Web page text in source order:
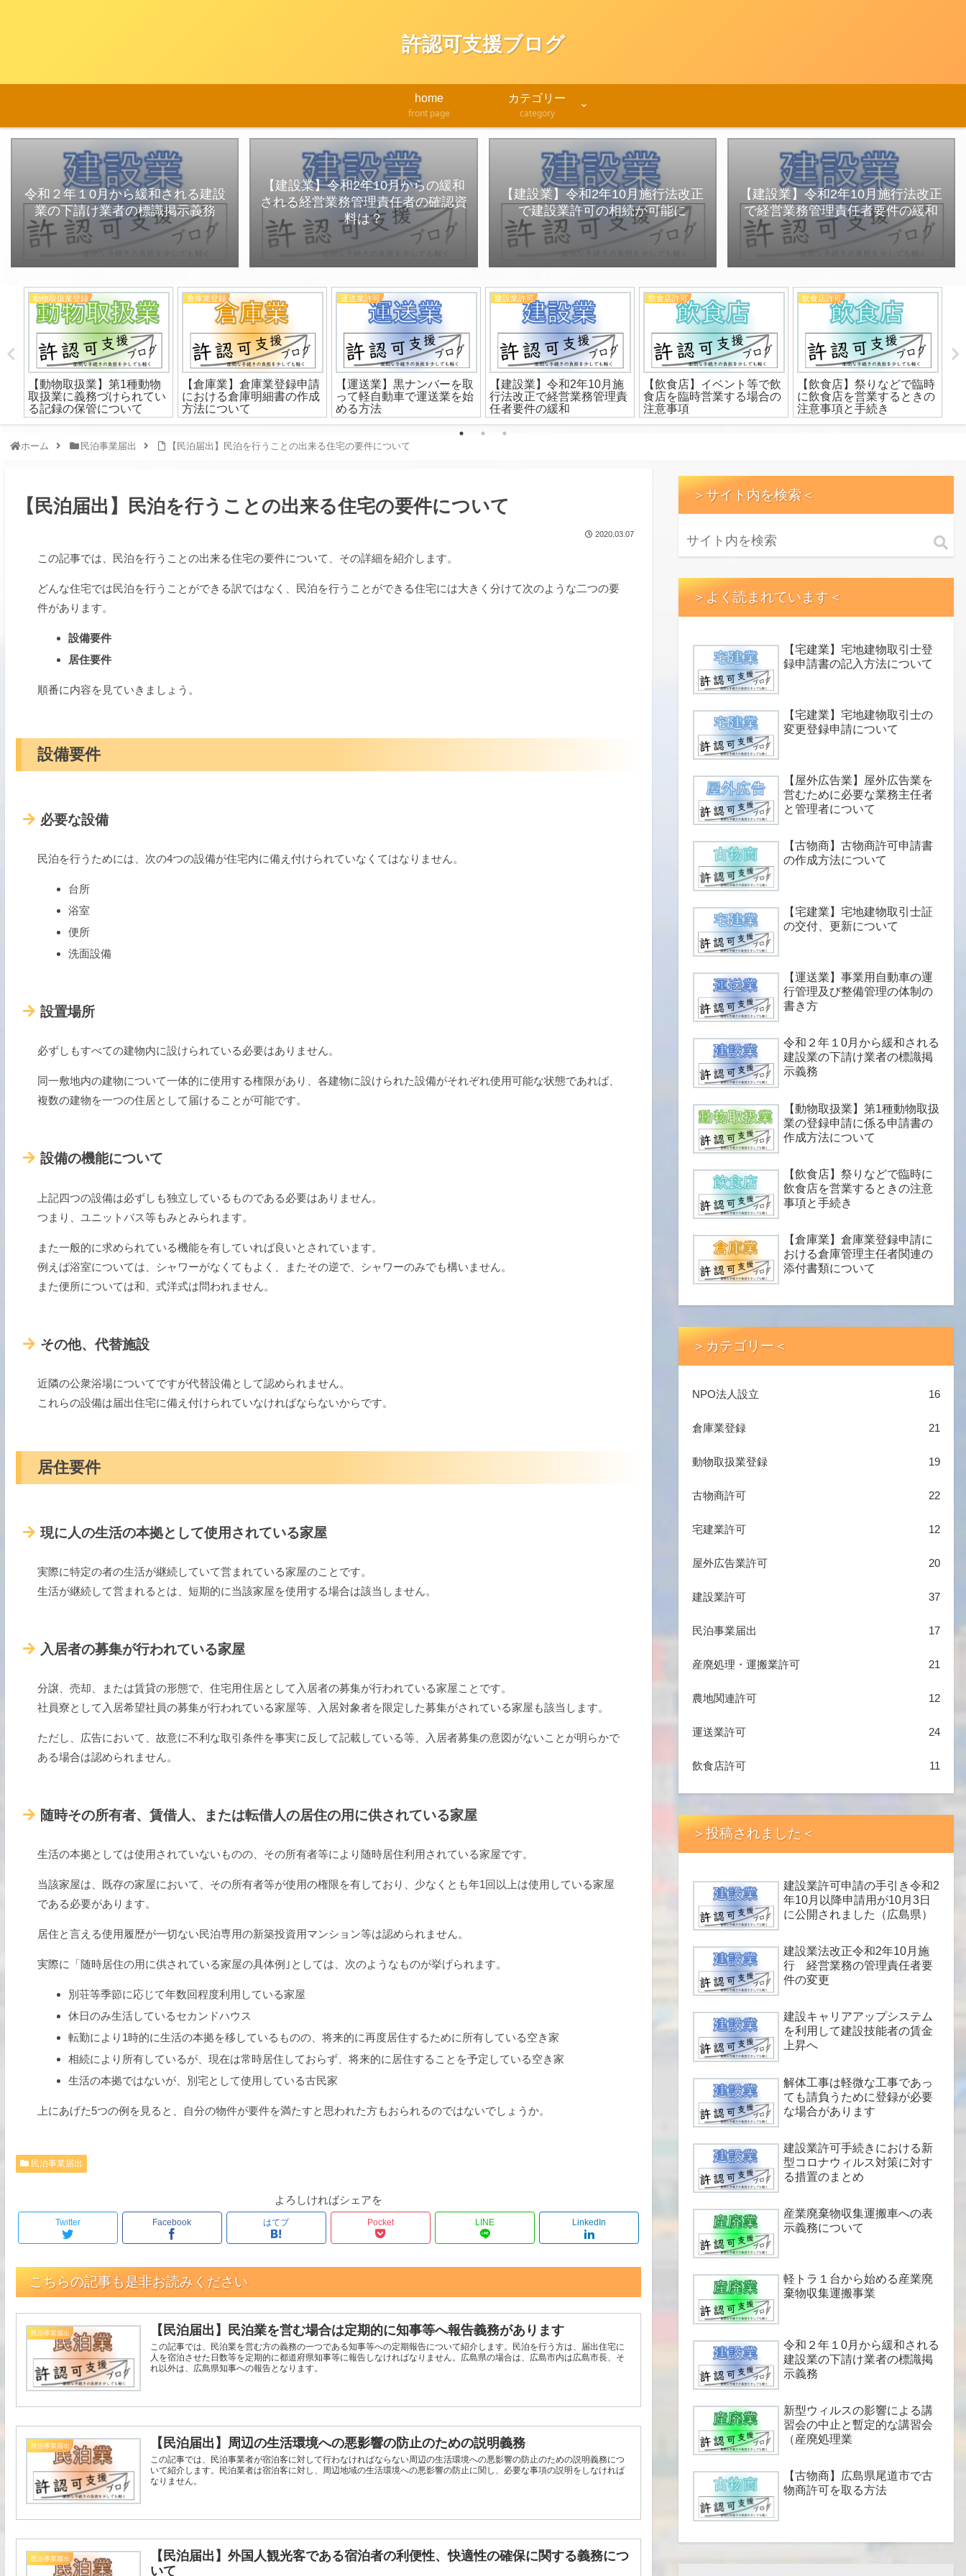
許認可支援ブログ
home
front page
カテゴリー
category
令和２年１0月から緩和される建設
業の下請け業者の標識掲示義務
【建設業】令和2年10月からの緩和
される経営業務管理責任者の確認資
料は？
【建設業】令和2年10月施行法改正
で建設業許可の相続が可能に
【建設業】令和2年10月施行法改正
で経営業務管理責任者要件の緩和
動物取扱業登録
【動物取扱業】第1種動物
取扱業に義務づけられてい
る記録の保管について
倉庫業登録
【倉庫業】倉庫業登録申請
における倉庫明細書の作成
方法について
運送業許可
【運送業】黒ナンバーを取
って軽自動車で運送業を始
める方法
建設業許可
【建設業】令和2年10月施
行法改正で経営業務管理責
任者要件の緩和
飲食店許可
【飲食店】イベント等で飲
食店を臨時営業する場合の
注意事項
飲食店許可
【飲食店】祭りなどで臨時
に飲食店を営業するときの
注意事項と手続き
ホーム 民泊事業届出 【民泊届出】民泊を行うことの出来る住宅の要件について
【民泊届出】民泊を行うことの出来る住宅の要件について
2020.03.07
この記事では、民泊を行うことの出来る住宅の要件について、その詳細を紹介します。
どんな住宅では民泊を行うことができる訳ではなく、 民泊を行うことができる住宅には大きく分けて次のような二つの要
件があります。
設備要件
居住要件
順番に内容を見ていきましょう。
設備要件
必要な設備
民泊を行うためには、次の4つの設備が住宅内に備え付けられていなくてはなりません。
台所
浴室
便所
洗面設備
設置場所
必ずしもすべての建物内に設けられている必要はありません。
同一敷地内の建物について一体的に使用する権限があり、各建物に設けられた設備がそれぞれ使用可能な状態であれば、
複数の建物を一つの住居として届けることが可能です。
設備の機能について
上記四つの設備は必ずしも独立しているものである必要はありません。
つまり、ユニットバス等もみとみられます。
また一般的に求められている機能を有していれば良いとされています。
例えば浴室については、シャワーがなくてもよく、またその逆で、シャワーのみでも構いません。
また便所については和、式洋式は問われません。
その他、代替施設
近隣の公衆浴場についてですが代替設備として認められません。
これらの設備は届出住宅に備え付けられていなければならないからです。
居住要件
現に人の生活の本拠として使用されている家屋
実際に特定の者の生活が継続していて営まれている家屋のことです。
生活が継続して営まれるとは、短期的に当該家屋を使用する場合は該当しません。
入居者の募集が行われている家屋
分譲、売却、または賃貸の形態で、住宅用住居として入居者の募集が行われている家屋ことです。
社員寮として入居希望社員の募集が行われている家屋等、入居対象者を限定した募集がされている家屋も該当します。
ただし、広告において、故意に不利な取引条件を事実に反して記載している等、入居者募集の意図がないことが明らかで
ある場合は認められません。
随時その所有者、賃借人、または転借人の居住の用に供されている家屋
生活の本拠としては使用されていないものの、その所有者等により随時居住利用されている家屋です。
当該家屋は、既存の家屋において、その所有者等が使用の権限を有しており、少なくとも年1回以上は使用している家屋
である必要があります。
居住と言える使用履歴が一切ない民泊専用の新築投資用マンション等は認められません。
実際に「随時居住の用に供されている家屋の具体例｣としては、次のようなものが挙げられます。
別荘等季節に応じて年数回程度利用している家屋
休日のみ生活しているセカンドハウス
転勤により1時的に生活の本拠を移しているものの、将来的に再度居住するために所有している空き家
相続により所有しているが、現在は常時居住しておらず、将来的に居住することを予定している空き家
生活の本拠ではないが、別宅として使用している古民家
上にあげた5つの例を見ると、自分の物件が要件を満たすと思われた方もおられるのではないでしょうか。
民泊事業届出
よろしければシェアを
Twitter Facebook はてブ Pocket LINE LinkedIn
こちらの記事も是非お読みください
民泊事業届出 【民泊届出】民泊業を営む場合は定期的に知事等へ報告義務があります
この記事では、民泊業を営む方の義務の一つである知事等への定期報告について紹介します。民泊を行う方は、届出住宅に
人を宿泊させた日数等を定期的に都道府県知事等に報告しなければなりません。広島県の場合は、広島市内は広島市長、そ
れ以外は、広島県知事への報告となります。
民泊事業届出 【民泊届出】周辺の生活環境への悪影響の防止のための説明義務
この記事では、民泊事業者が宿泊客に対して行わなければならない周辺の生活環境への悪影響の防止のための説明義務につ
いて紹介します。民泊業者は宿泊客に対し、周辺地域の生活環境への悪影響の防止に関し、必要な事項の説明をしなければ
なりません。
民泊事業届出
【民泊届出】外国人観光客である宿泊者の利便性、快適性の確保に関する義務につ
いて
＞サイト内を検索＜
＞よく読まれています＜
【宅建業】宅地建物取引士登
録申請書の記入方法について
【宅建業】宅地建物取引士の
変更登録申請について
【屋外広告業】屋外広告業を
営むために必要な業務主任者
と管理者について
【古物商】古物商許可申請書
の作成方法について
【宅建業】宅地建物取引士証
の交付、更新について
【運送業】事業用自動車の運
行管理及び整備管理の体制の
書き方
令和２年１0月から緩和される
建設業の下請け業者の標識掲
示義務
【動物取扱業】第1種動物取扱
業の登録申請に係る申請書の
作成方法について
【飲食店】祭りなどで臨時に
飲食店を営業するときの注意
事項と手続き
【倉庫業】倉庫業登録申請に
おける倉庫管理主任者関連の
添付書類について
＞カテゴリー＜
NPO法人設立 16
倉庫業登録 21
動物取扱業登録 19
古物商許可 22
宅建業許可 12
屋外広告業許可 20
建設業許可 37
民泊事業届出 17
産廃処理・運搬業許可 21
農地関連許可 12
運送業許可 24
飲食店許可 11
＞投稿されました＜
建設業許可申請の手引き令和2
年10月以降申請用が10月3日
に公開されました（広島県）
建設業法改正令和2年10月施
行 経営業務の管理責任者要
件の変更
建設キャリアアップシステム
を利用して建設技能者の賃金
上昇へ
解体工事は軽微な工事であっ
ても請負うために登録が必要
な場合があります
建設業許可手続きにおける新
型コロナウィルス対策に対す
る措置のまとめ
産業廃棄物収集運搬車への表
示義務について
軽トラ１台から始める産業廃
棄物収集運搬事業
令和２年１0月から緩和される
建設業の下請け業者の標識掲
示義務
新型ウィルスの影響による講
習会の中止と暫定的な講習会
（産廃処理業
【古物商】広島県尾道市で古
物商許可を取る方法